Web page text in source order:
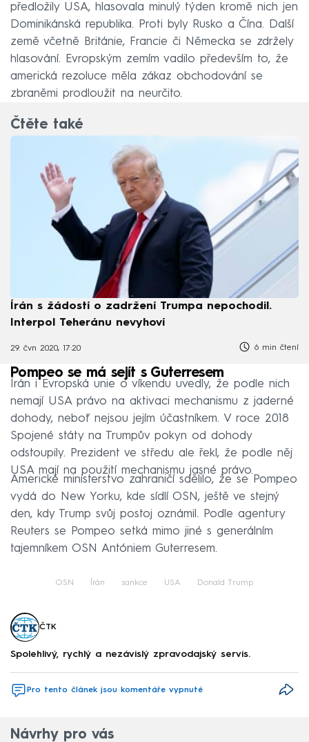
předložily USA, hlasovala minulý týden kromě nich jen
Dominikánská republika. Proti byly Rusko a Čína. Další
země včetně Británie, Francie či Německa se zdržely
hlasování. Evropským zemím vadilo především to, že
americká rezoluce měla zákaz obchodování se
zbraněmi prodloužit na neurčito.
Čtěte také
Írán s žádostí o zadržení Trumpa nepochodil.
Interpol Teheránu nevyhoví
29. čvn 2020, 17:20 6 min čtení
Pompeo se má sejít s Guterresem
Írán i Evropská unie o víkendu uvedly, že podle nich
nemají USA právo na aktivaci mechanismu z jaderné
dohody, neboť nejsou jejím účastníkem. V roce 2018
Spojené státy na Trumpův pokyn od dohody
odstoupily. Prezident ve středu ale řekl, že podle něj
USA mají na použití mechanismu jasné právo.
Americké ministerstvo zahraničí sdělilo, že se Pompeo
vydá do New Yorku, kde sídlí OSN, ještě ve stejný
den, kdy Trump svůj postoj oznámil. Podle agentury
Reuters se Pompeo setká mimo jiné s generálním
tajemníkem OSN Antóniem Guterresem.
OSN Írán sankce USA Donald Trump
ČTK
Spolehlivý, rychlý a nezávislý zpravodajský servis.
Pro tento článek jsou komentáře vypnuté
Návrhy pro vás